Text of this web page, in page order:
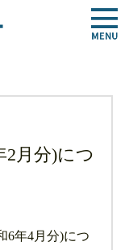
2月分)につ
6年4月分)につ